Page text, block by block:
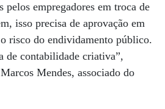
pelos empregadores em troca de
isso precisa de aprovação em
risco do endividamento público.
de contabilidade criativa”,
Mendes, associado do